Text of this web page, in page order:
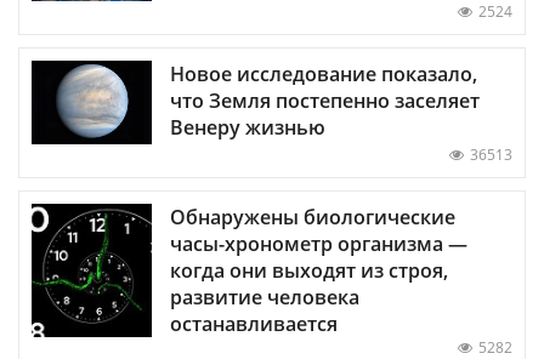
2524
Новое исследование показало,
что Земля постепенно заселяет
Венеру жизнью
36513
Обнаружены биологические
часы-хронометр организма —
когда они выходят из строя,
развитие человека
останавливается
5282